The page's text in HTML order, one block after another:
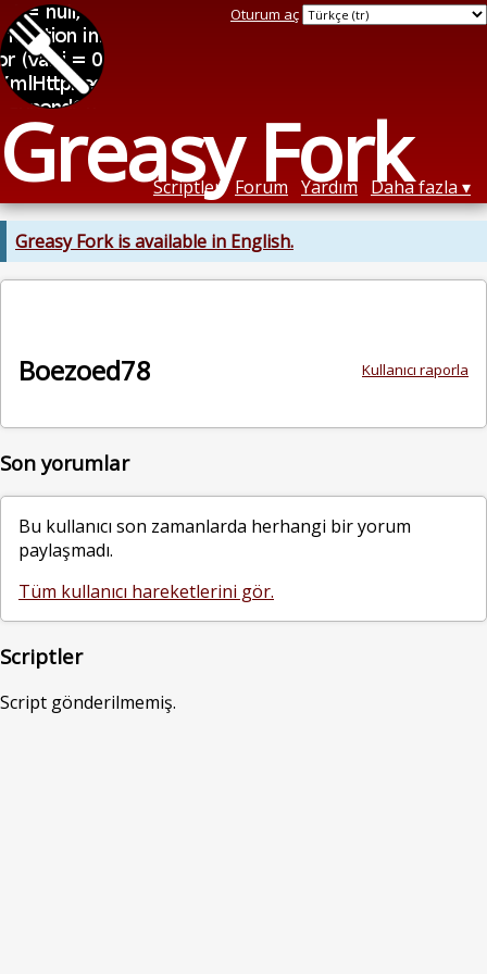
Greasy Fork
Oturum aç
Scriptler Forum Yardım Daha fazla
Greasy Fork is available in English.
Kullanıcı raporla
Boezoed78
Son yorumlar
Bu kullanıcı son zamanlarda herhangi bir yorum
paylaşmadı.
Tüm kullanıcı hareketlerini gör.
Scriptler
Script gönderilmemiş.